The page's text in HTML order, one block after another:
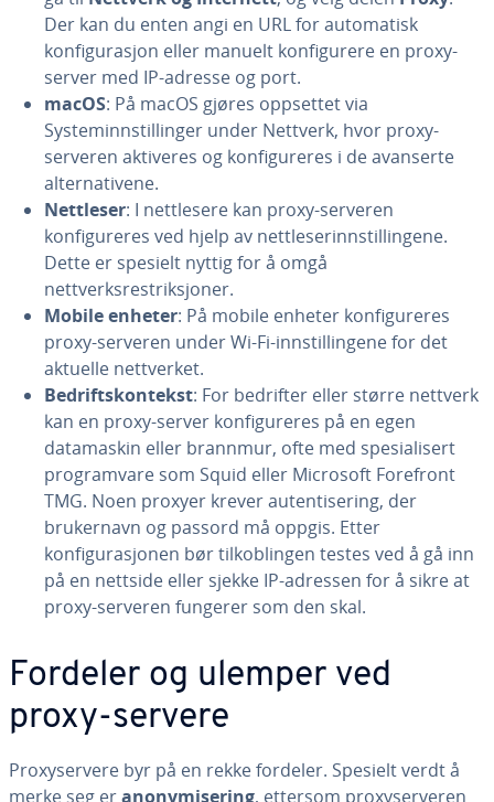
Der kan du enten angi en URL for automatisk
konfigurasjon eller manuelt konfigurere en proxy-
server med IP-adresse og port.
macOS: På macOS gjøres oppsettet via
Systeminnstillinger under Nettverk, hvor proxy-
serveren aktiveres og konfigureres i de avanserte
alternativene.
Nettleser: I nettlesere kan proxy-serveren
konfigureres ved hjelp av nettleserinnstillingene.
Dette er spesielt nyttig for å omgå
nettverksrestriksjoner.
Mobile enheter: På mobile enheter konfigureres
proxy-serveren under Wi-Fi-innstillingene for det
aktuelle nettverket.
Bedriftskontekst: For bedrifter eller større nettverk
kan en proxy-server konfigureres på en egen
datamaskin eller brannmur, ofte med spesialisert
programvare som Squid eller Microsoft Forefront
TMG. Noen proxyer krever autentisering, der
brukernavn og passord må oppgis. Etter
konfigurasjonen bør tilkoblingen testes ved å gå inn
på en nettside eller sjekke IP-adressen for å sikre at
proxy-serveren fungerer som den skal.
Fordeler og ulemper ved
proxy-servere
Proxyservere byr på en rekke fordeler. Spesielt verdt å
merke seg eranonymisering, ettersom proxyserveren